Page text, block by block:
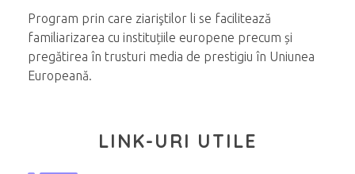
Program prin care ziariştilor li se facilitează
familiarizarea cu instituțiile europene precum și
pregătirea în trusturi media de prestigiu în Uniunea
Europeană.
LINK-URI UTILE